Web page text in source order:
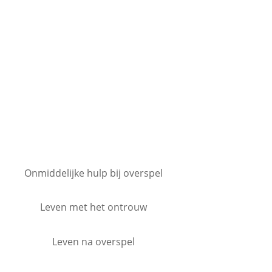
Onmiddelijke hulp bij overspel
Leven met het ontrouw
Leven na overspel